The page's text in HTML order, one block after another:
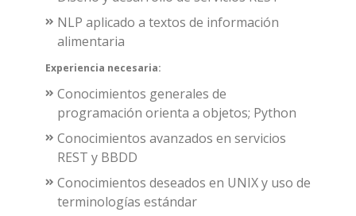
NLP aplicado a textos de información
alimentaria
Experiencia necesaria:
Conocimientos generales de
programación orienta a objetos; Python
Conocimientos avanzados en servicios
REST y BBDD
Conocimientos deseados en UNIX y uso de
terminologías estándar